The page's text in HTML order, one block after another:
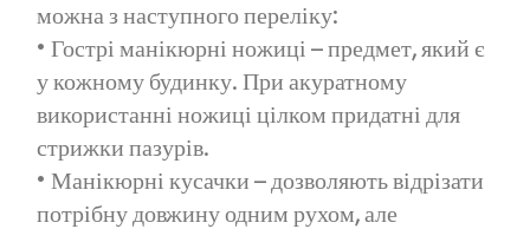
можна з наступного переліку:
• Гострі манікюрні ножиці – предмет, який є
у кожному будинку. При акуратному
використанні ножиці цілком придатні для
стрижки пазурів.
• Манікюрні кусачки – дозволяють відрізати
потрібну довжину одним рухом, але